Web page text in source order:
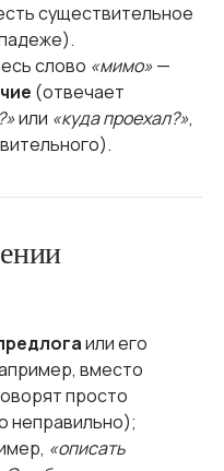
существительное
слово «мимо»—
(отвечает
или «куда проехал?»,
или его
вместо
просто
неправильно);
«описать